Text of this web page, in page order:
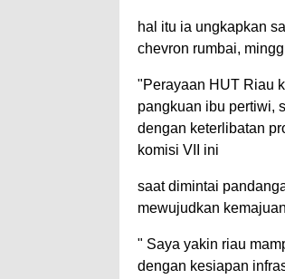
hal itu ia ungkapkan
chevron rumbai,
"Perayaan HUT Riau
pangkuan ibu pertiwi,
dengan keterlibatan
komisi VII ini
saat dimintai
mewujudkan
" Saya yakin riau
dengan kesiapan